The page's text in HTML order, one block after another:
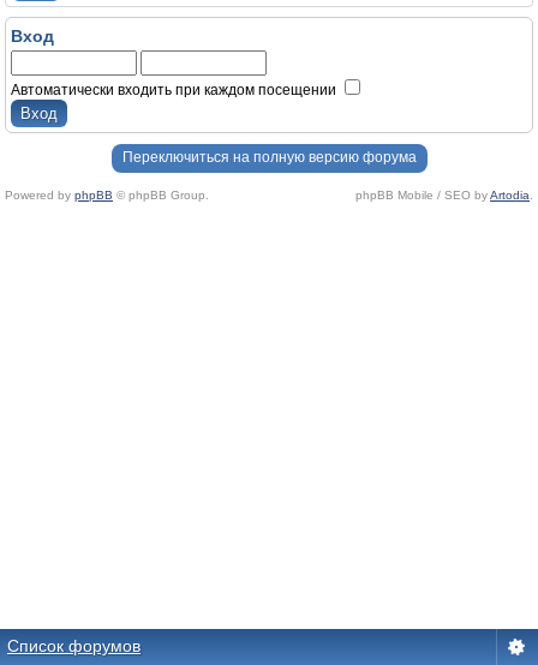
Вход
Автоматически входить при каждом посещении
Переключиться на полную версию форума
Powered by phpBB © phpBB Group. phpBB Mobile / SEO byArtodia
Список форумов